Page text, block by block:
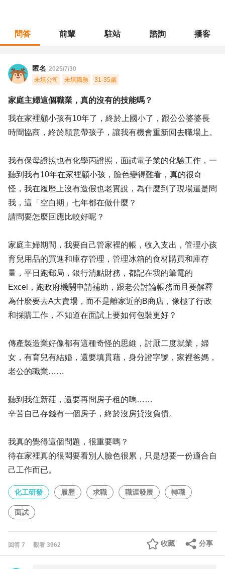
問答 前輩 駐站 諮詢 播客
匿名 2025/7/30
未填公司
未填職務 31-35歲
家庭主婦這個職業，真的沒有的技能嗎？
我在家裡顧小孩有10年了，終於上國小了，跟公公婆婆長
時間協商，終於願意帶孩子，讓我有機會重新回去職場上。
我有保母證照也有化學丙證照，面試電子業的化驗工作，一
聽到我有10年在家裡顧小孩，臉色變得難看，真的很奇
怪，我在履歷上沒有造假也老實說，為什麼到了現場還是問
我，這「空白期」七年都在做什麼？
請問要怎麼回應比較好呢？
家庭主婦期間，我要自己管家裡的帳，收入支出，管理小孩
育兒用品的買進和庫存管理，管理冰箱的食材購買和庫存
量，平日跑郵局，銀行清點財務，都記在我的筆電的
Excel，跑政府機關申請補助，跟老公討論帳務而且要解釋
為什麼要去A大賣場，而不是離家近的B商店，像極了行政
和採購工作，不知道在面試上要如何包裝更好？
傳產製造業好像都有這種奇怪的思維，討厭二度就業，婦
女，有育兒有結婚，還要填貫藉，身分證字號，家裡爸媽，
老公的職業……
聽到我住新莊，還要再問房子租的嗎……
辛苦自己存錢有一個房子，終於沒房貸沒負債。
我真的覺得這個問題，很重要嗎？
待在家裡真的很悶要看別人臉色很累，只是想要一份適合自
己工作而已。
化工研發 履歷 求職 職涯發展 轉職
面試
回答 7 觀看 3962 分享
收藏